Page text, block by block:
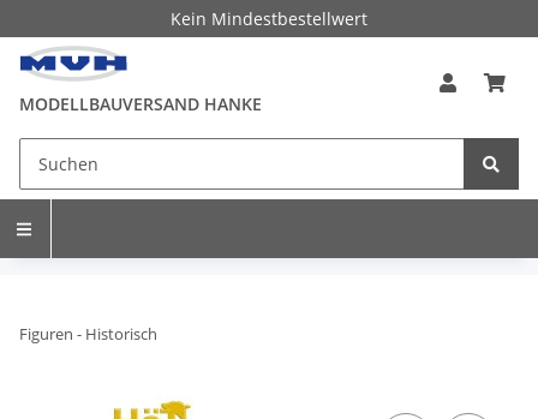
Kein Mindestbestellwert
MODELLBAUVERSAND HANKE
Figuren - Historisch